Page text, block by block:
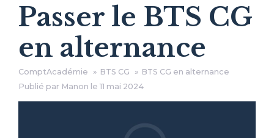
Passer le BTS CG
en alternance
ComptAcadémie BTS CG
BTS CG en alternance
Publié par Manon le 11 mai 2024